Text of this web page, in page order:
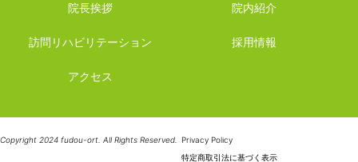
院長挨拶 院内紹介
訪問リハビリテーション 採用情報
アクセス
Copyright 2024 fudou-ort. All Rights Reserved.
Privacy Policy
特定商取引法に基づく表示